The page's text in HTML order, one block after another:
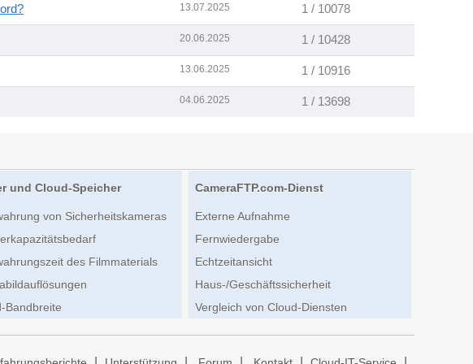
13.07.2025 1 / 10078
20.06.2025 1 / 10428
13.06.2025 1 / 10916
04.06.2025 1 / 13698
und Cloud-Speicher
von Sicherheitskameras
des Filmmaterials
Bandbreite
CameraFTP.com-Dienst
Externe Aufnahme
Fernwiedergabe
Echtzeitansicht
Haus-/Geschäftssicherheit
Vergleich von Cloud-Diensten